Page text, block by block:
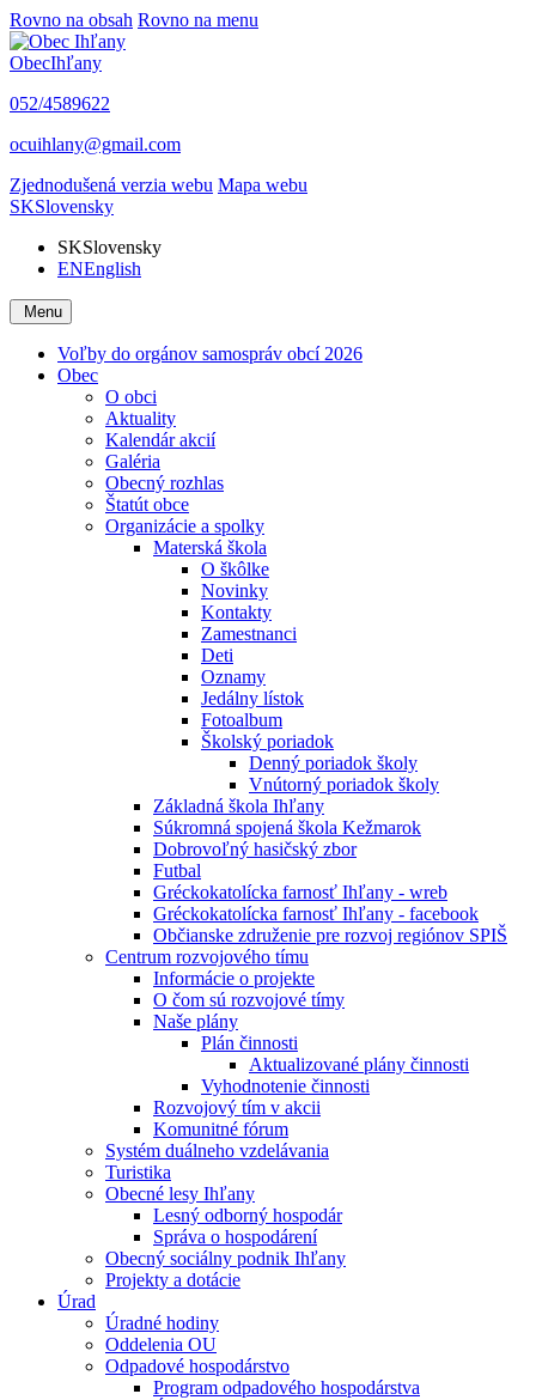
Rovno na obsah Rovno na menu
ObecIhľany
052/4589622
ocuihlany@gmail.com
Zjednodušená verzia webu Mapa webu
SKSlovensky
SKSlovensky
ENEnglish
Menu
Voľby do orgánov samospráv obcí 2026
Obec
O obci
Aktuality
Kalendár akcií
Galéria
Obecný rozhlas
Štatút obce
Organizácie a spolky
Materská škola
O škôlke
Novinky
Kontakty
Zamestnanci
Deti
Oznamy
Jedálny lístok
Fotoalbum
Školský poriadok
Denný poriadok školy
Vnútorný poriadok školy
Základná škola Ihľany
Súkromná spojená škola Kežmarok
Dobrovoľný hasičský zbor
Futbal
Gréckokatolícka farnosť Ihľany - wreb
Gréckokatolícka farnosť Ihľany - facebook
Občianske združenie pre rozvoj regiónov SPIŠ
Centrum rozvojového tímu
Informácie o projekte
O čom sú rozvojové tímy
Naše plány
Plán činnosti
Aktualizované plány činnosti
Vyhodnotenie činnosti
Rozvojový tím v akcii
Komunitné fórum
Systém duálneho vzdelávania
Turistika
Obecné lesy Ihľany
Lesný odborný hospodár
Správa o hospodárení
Obecný sociálny podnik Ihľany
Projekty a dotácie
Úrad
Úradné hodiny
Oddelenia OU
Odpadové hospodárstvo
Program odpadového hospodárstva